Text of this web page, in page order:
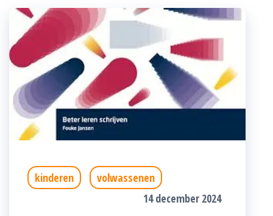
kinderen
volwassenen
14 december 2024